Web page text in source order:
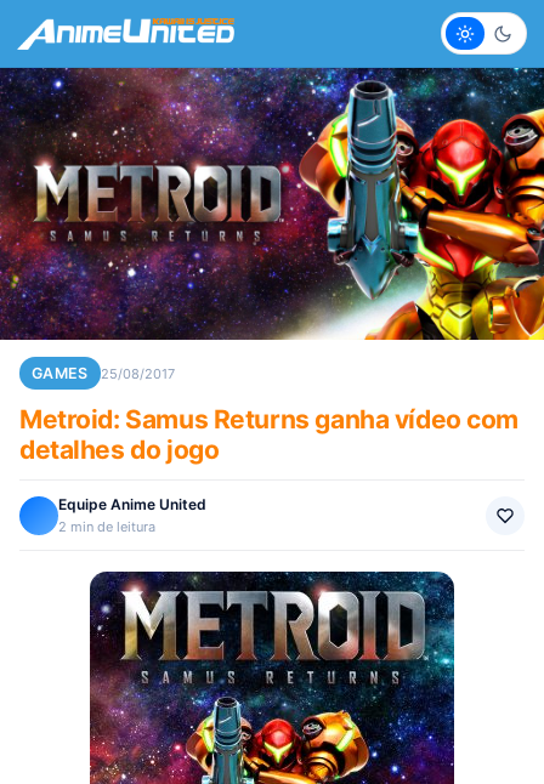
Claro
GAMES 25/08/2017
Metroid: Samus Returns ganha vídeo com
detalhes do jogo
Equipe Anime United
2 min de leitura